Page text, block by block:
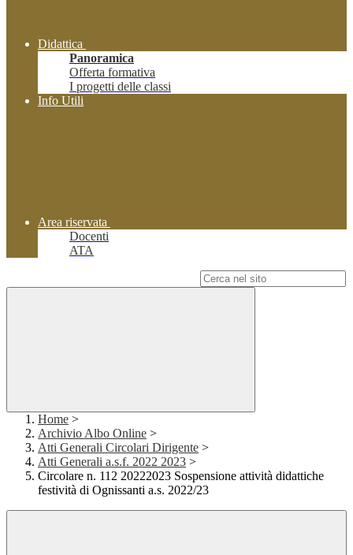
Didattica
Panoramica
Offerta formativa
I progetti delle classi
Info Utili
Area riservata
Docenti
ATA
Home >
Archivio Albo Online >
Atti Generali Circolari Dirigente >
Atti Generali a.s.f. 2022 2023 >
Circolare n. 112 20222023 Sospensione attività didattiche
festività di Ognissanti a.s. 2022/23